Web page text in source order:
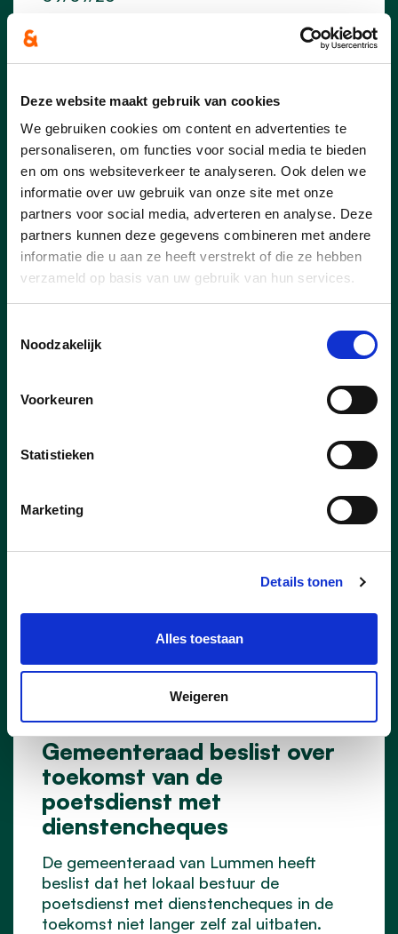
Deze website maakt gebruik van cookies
We gebruiken cookies om content en advertenties te
personaliseren, om functies voor social media te bieden
en om ons websiteverkeer te analyseren. Ook delen we
informatie over uw gebruik van onze site met onze
partners voor social media, adverteren en analyse. Deze
partners kunnen deze gegevens combineren met andere
informatie die u aan ze heeft verstrekt of die ze hebben
verzameld op basis van uw gebruik van hun services.
Noodzakelijk
Voorkeuren
Statistieken
Marketing
Details tonen
Alles toestaan
Weigeren
Een warm Zomerkriebels
weekend vol ontmoeting en
Op 27 en 28 juni stond Lummen opnieuw
in het teken van ontmoeting, gezelligheid
en muziek.
Met de eerste editie van de Kleine
Braderie, de jaarlijkse Braderie en
Zomerkriebels mochten we opnieuw heel
wat mooie momenten beleven.
lees meer
VEERLE BECKERS
Gemeenteraad beslist over
toekomst van de
poetsdienst met
dienstencheques
De gemeenteraad van Lummen heeft
beslist dat het lokaal bestuur de
poetsdienst met dienstencheques in de
toekomst niet langer zelf zal uitbaten.